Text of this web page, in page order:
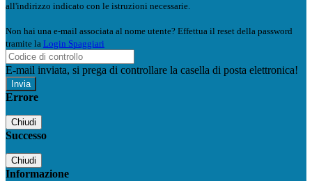
all'indirizzo indicato con le istruzioni necessarie.
Non hai una e-mail associata al nome utente? Effettua il reset della password
tramite la Login Spaggiari
E-mail inviata, si prega di controllare la casella di posta elettronica!
Errore
Chiudi
Successo
Chiudi
Informazione